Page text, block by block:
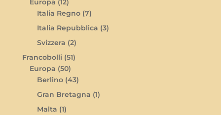
Europa (12)
Italia Regno (7)
Italia Repubblica (3)
Svizzera (2)
Francobolli (51)
Europa (50)
Berlino (43)
Gran Bretagna (1)
Malta (1)